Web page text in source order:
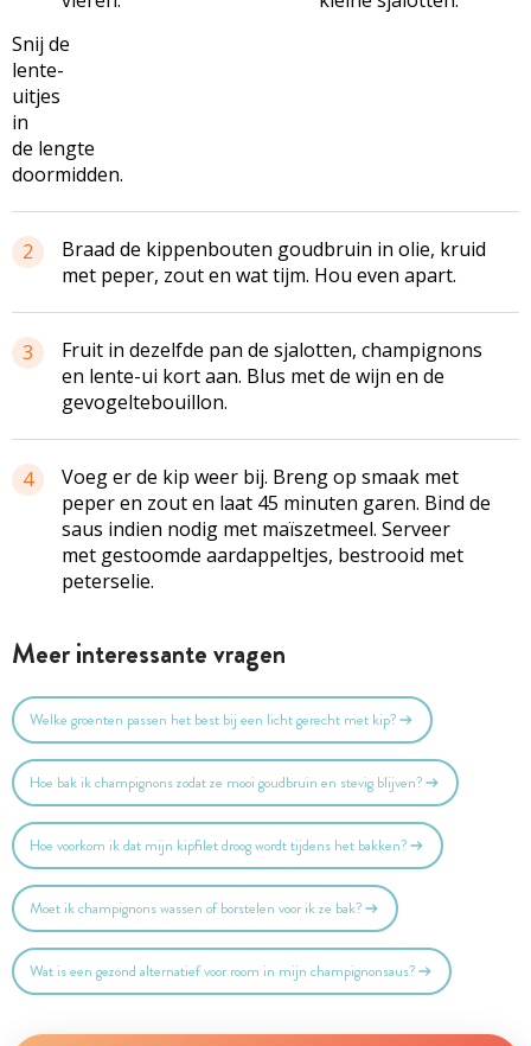
Snij de
lente-
uitjes
in
de lengte
doormidden.
2
Braad de kippenbouten goudbruin in olie, kruid
met peper, zout en wat tijm. Hou even apart.
3
Fruit in dezelfde pan de sjalotten, champignons
en lente-ui kort aan. Blus met de wijn en de
gevogeltebouillon.
4
Voeg er de kip weer bij. Breng op smaak met
peper en zout en laat 45 minuten garen. Bind de
saus indien nodig met maïszetmeel. Serveer
met gestoomde aardappeltjes, bestrooid met
peterselie.
Meer interessante vragen
Welke groenten passen het best bij een licht gerecht met kip?
Hoe bak ik champignons zodat ze mooi goudbruin en stevig blijven?
Hoe voorkom ik dat mijn kipfilet droog wordt tijdens het bakken?
Moet ik champignons wassen of borstelen voor ik ze bak?
Wat is een gezond alternatief voor room in mijn champignonsaus?